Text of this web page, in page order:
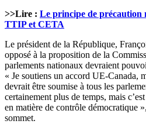
>>Lire : Le principe de précaution
TTIP et CETA
Le président de la République,
opposé à la proposition de la
parlements nationaux devraient
« Je soutiens un accord UE-Canada,
devrait être soumise à tous les
certainement plus de temps, mais
en matière de contrôle démocratique
sommet.